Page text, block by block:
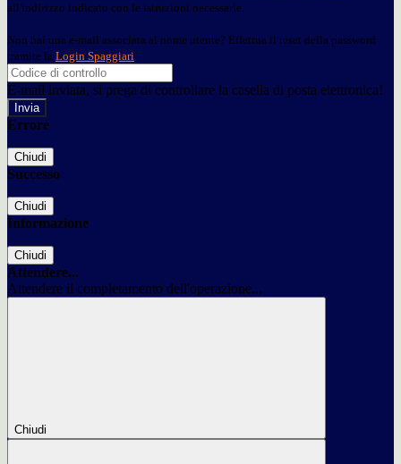
all'indirizzo indicato con le istruzioni necessarie.
Non hai una e-mail associata al nome utente? Effettua il reset della password
tramite la Login Spaggiari
E-mail inviata, si prega di controllare la casella di posta elettronica!
Errore
Chiudi
Successo
Chiudi
Informazione
Chiudi
Attendere...
Attendere il completamento dell'operazione...
Chiudi